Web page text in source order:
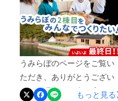
うみらぼのページをご覧い
ただき、ありがとうござい
ます。現在、91名の方から
もっと見る